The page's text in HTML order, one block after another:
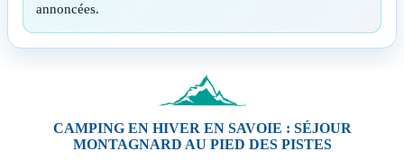
annoncées.
CAMPING EN HIVER EN SAVOIE : SÉJOUR
MONTAGNARD AU PIED DES PISTES